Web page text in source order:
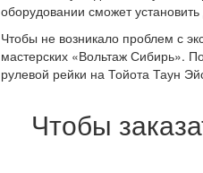
оборудовании сможет
Чтобы не возникало проблем с
мастерских «Вольтаж Сибирь».
рулевой рейки на Тойота Таун
Чтобы